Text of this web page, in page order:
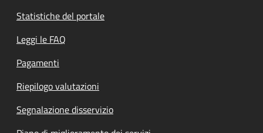
Statistiche del portale
Leggi le FAQ
Pagamenti
Riepilogo valutazioni
Segnalazione disservizio